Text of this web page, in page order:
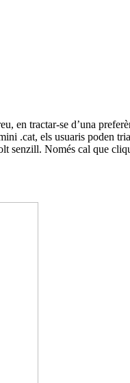
en tractar-se d’una
.cat, els usuaris poden
senzill. Només cal que